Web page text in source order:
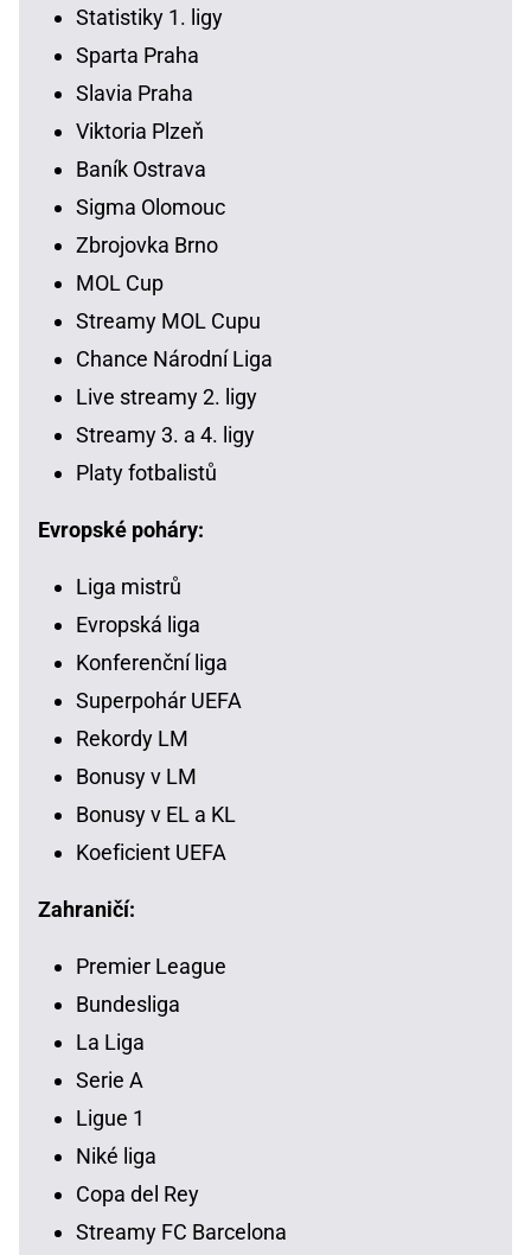
Statistiky 1. ligy
Sparta Praha
Slavia Praha
Viktoria Plzeň
Baník Ostrava
Sigma Olomouc
Zbrojovka Brno
MOL Cup
Streamy MOL Cupu
Chance Národní Liga
Live streamy 2. ligy
Streamy 3. a 4. ligy
Platy fotbalistů
Evropské poháry:
Liga mistrů
Evropská liga
Konferenční liga
Superpohár UEFA
Rekordy LM
Bonusy v LM
Bonusy v EL a KL
Koeficient UEFA
Zahraničí:
Premier League
Bundesliga
La Liga
Serie A
Ligue 1
Niké liga
Copa del Rey
Streamy FC Barcelona